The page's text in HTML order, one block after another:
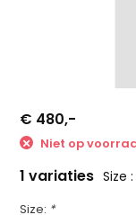
€ 480,-
Niet op
1 variaties Size :
Size: *